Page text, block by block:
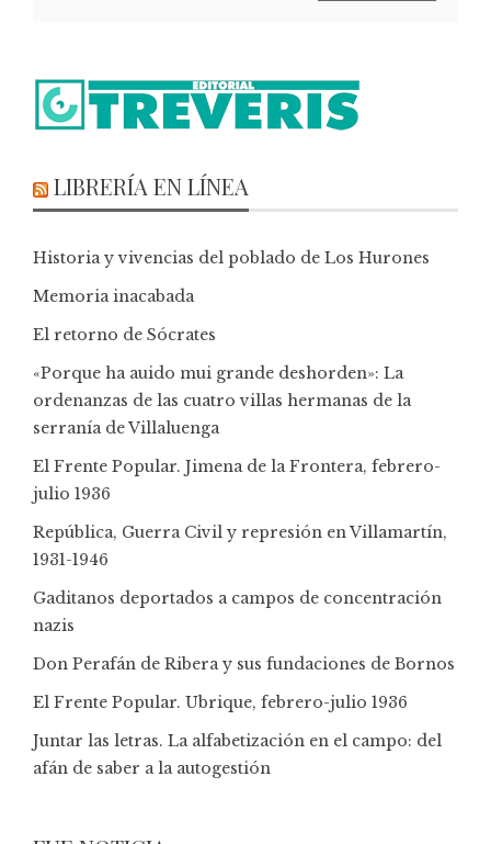
LIBRERÍA EN LÍNEA
Historia y vivencias del poblado de Los Hurones
Memoria inacabada
El retorno de Sócrates
«Porque ha auido mui grande deshorden»: La
ordenanzas de las cuatro villas hermanas de la
serranía de Villaluenga
El Frente Popular. Jimena de la Frontera, febrero-
julio 1936
República, Guerra Civil y represión en Villamartín,
1931-1946
Gaditanos deportados a campos de concentración
nazis
Don Perafán de Ribera y sus fundaciones de Bornos
El Frente Popular. Ubrique, febrero-julio 1936
Juntar las letras. La alfabetización en el campo: del
afán de saber a la autogestión